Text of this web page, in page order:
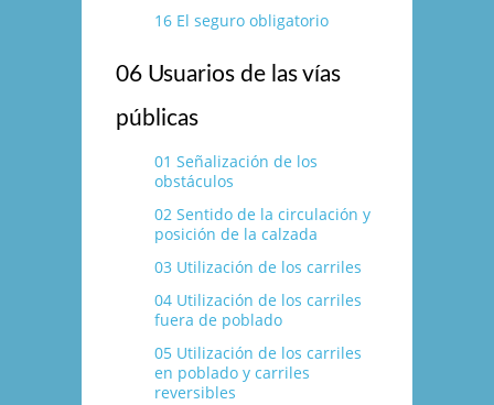
16 El seguro obligatorio
06 Usuarios de las ví­as
públicas
01 Señalización de los
obstáculos
02 Sentido de la circulación y
posición de la calzada
03 Utilización de los carriles
04 Utilización de los carriles
fuera de poblado
05 Utilización de los carriles
en poblado y carriles
reversibles